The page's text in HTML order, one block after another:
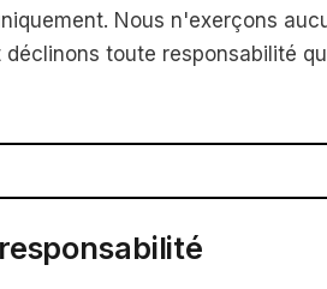
Nous n'exerçons
toute responsabilité